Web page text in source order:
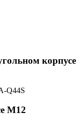
корпусе
Q44S
М12